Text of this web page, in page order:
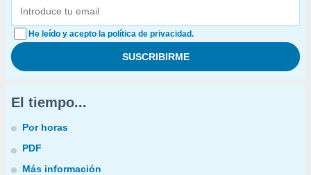
He leído y acepto la política de privacidad.
El tiempo...
Por horas
PDF
Más información